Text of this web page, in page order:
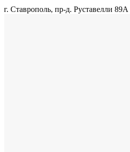
г. Ставрополь, пр-д. Руставелли 89А